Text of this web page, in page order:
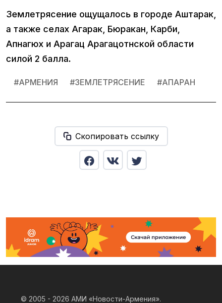
Землетрясение ощущалось в городе Аштарак,
а также селах Агарак, Бюракан, Карби,
Апнагюх и Арагац Арагацотнской области
силой 2 балла.
#АРМЕНИЯ #ЗЕМЛЕТРЯСЕНИЕ #АПАРАН
Скопировать ссылку
© 2005 - 2026 АМИ «Новости-Армения».